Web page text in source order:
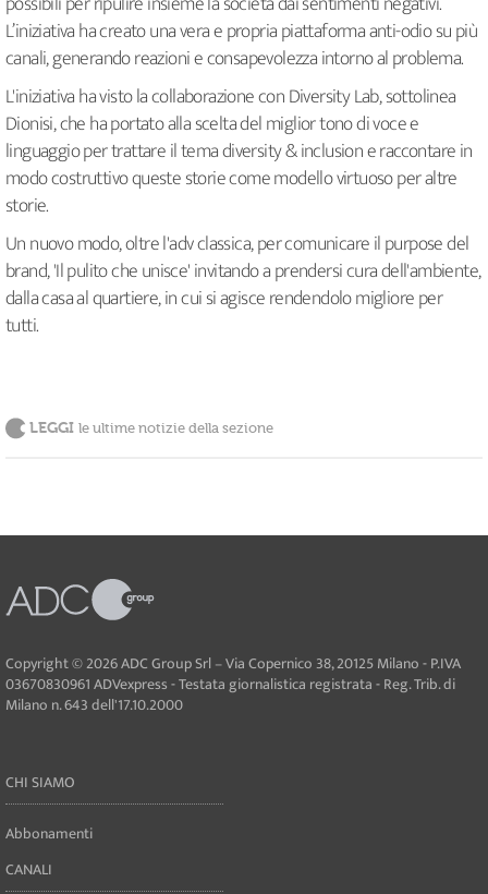
L’iniziativa ha creato una vera e propria piattaforma anti-odio su più
canali, generando reazioni e consapevolezza intorno al problema.
L'iniziativa ha visto la collaborazione con Diversity Lab, sottolinea
Dionisi, che ha portato alla scelta del miglior tono di voce e
linguaggio per trattare il tema diversity & inclusion e raccontare in
modo costruttivo queste storie come modello virtuoso per altre
storie.
Un nuovo modo, oltre l'adv classica, per comunicare il purpose del
brand, 'Il pulito che unisce' invitando a prendersi cura dell'ambiente,
dalla casa al quartiere, in cui si agisce rendendolo migliore per
tutti.
LEGGI le ultime notizie della sezione
Copyright © 2026 ADC Group Srl – Via Copernico 38, 20125 Milano - P.IVA
03670830961 ADVexpress - Testata giornalistica registrata - Reg. Trib. di
Milano n. 643 dell'17.10.2000
CHI SIAMO
Abbonamenti
CANALI